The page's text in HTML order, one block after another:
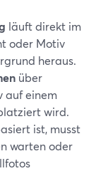
läuft direkt im
oder Motiv
heraus.
über
auf einem
wird.
ist, musst
warten oder